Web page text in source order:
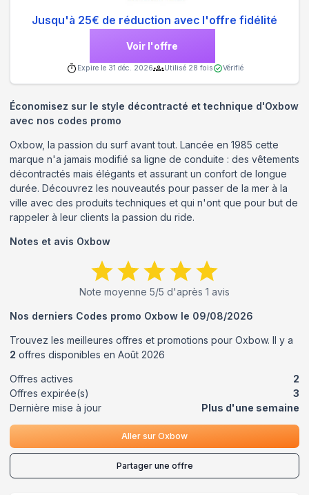
Jusqu'à 25€ de réduction avec l'offre fidélité
Voir l'offre
Expire le 31 déc. 2026 Utilisé 28 fois Vérifié
Économisez sur le style décontracté et technique d'Oxbow
avec nos codes promo
Oxbow, la passion du surf avant tout. Lancée en 1985 cette
marque n'a jamais modifié sa ligne de conduite : des vêtements
décontractés mais élégants et assurant un confort de longue
durée. Découvrez les nouveautés pour passer de la mer à la
ville avec des produits techniques et qui n'ont que pour but de
rappeler à leur clients la passion du ride.
Notes et avis Oxbow
Note moyenne 5/5 d'après 1 avis
Nos derniers Codes promo Oxbow le 09/08/2026
Trouvez les meilleures offres et promotions pour Oxbow. Il y a
2 offres disponibles en Août 2026
Offres actives
2
Offres expirée(s)
3
Dernière mise à jour
Plus d'une semaine
Aller sur Oxbow
Partager une offre